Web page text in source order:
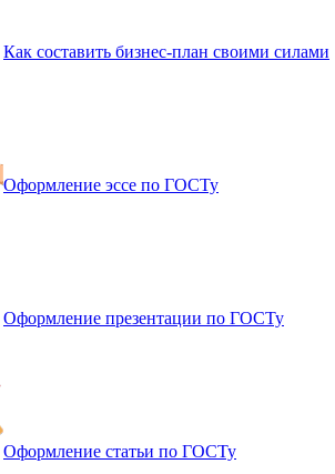
Как составить бизнес-план своими силами
Оформление эссе по ГОСТу
Оформление презентации по ГОСТу
Оформление статьи по ГОСТу